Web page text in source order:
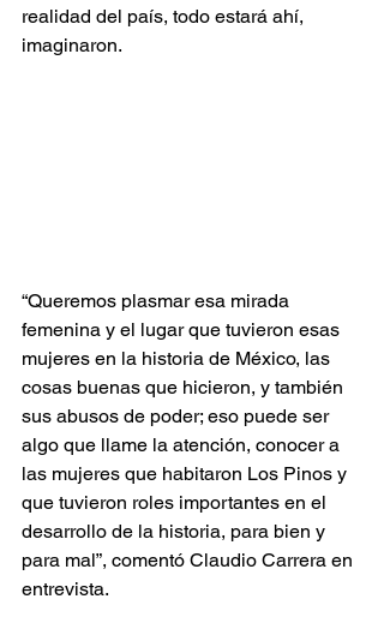
realidad del país, todo estará ahí,
imaginaron.
“Queremos plasmar esa mirada
femenina y el lugar que tuvieron esas
mujeres en la historia de México, las
cosas buenas que hicieron, y también
sus abusos de poder; eso puede ser
algo que llame la atención, conocer a
las mujeres que habitaron Los Pinos y
que tuvieron roles importantes en el
desarrollo de la historia, para bien y
para mal”, comentó Claudio Carrera en
entrevista.